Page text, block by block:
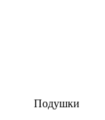
Подушки